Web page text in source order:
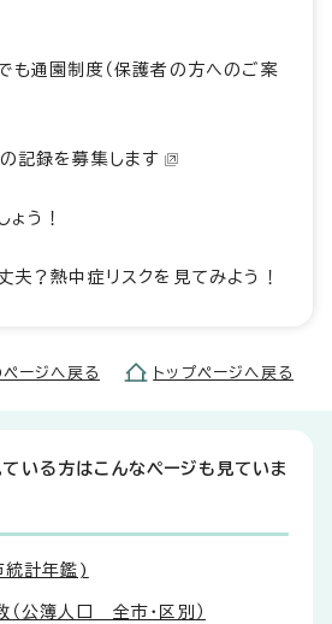
も通園制度（保護者の方へのご案
記録を募集します
ょう！
夫？熱中症リスクを見てみよう！
ージへ戻る トップページへ戻る
いる方はこんなページも見ていま
計年鑑)
公簿人口 全市・区別）